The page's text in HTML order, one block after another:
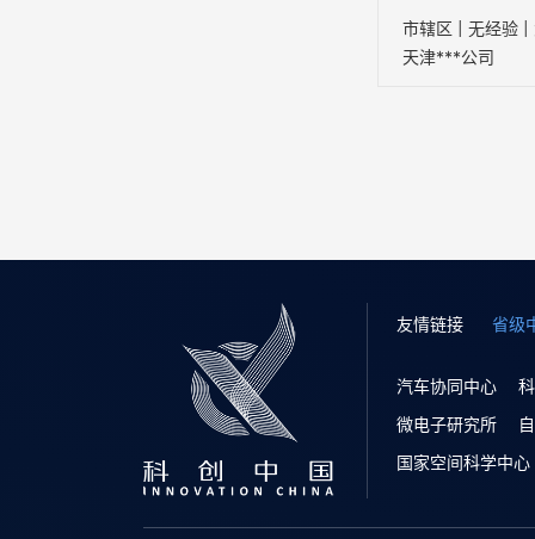
天津***公司
友情链接 省级
汽车协同中心
微电子研究所
国家空间科学中心